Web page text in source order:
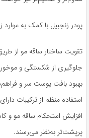
پودر زنجبیل با کمک به
تقویت ساختار ساقه مو از
جلوگیری از شکستگی و
بهبود بافت پوست سر و
استفاده منظم از ترکیبات
افزایش استحکام ساقه مو
پرپشت‌تر به‌نظر می‌رسند.